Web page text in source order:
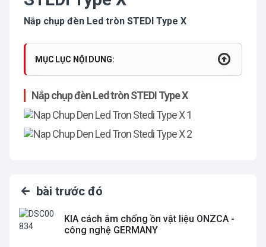
Nắp chụp đèn Led tròn STEDI Type X
MỤC LỤC NỘI DUNG:
Nắp chụp đèn Led tròn STEDI Type X
bài trước đó
KIA cách âm chống ồn vật liệu ONZCA -
công nghệ GERMANY